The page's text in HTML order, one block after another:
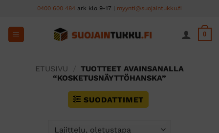
content
0400 600 484 ark klo 9-17 | myynti@suojaintukku.fi
0
ETUSIVU
TUOTTEET AVAINSANALLA
“KOSKETUSNÄYTTÖHANSKA”
SUODATTIMET